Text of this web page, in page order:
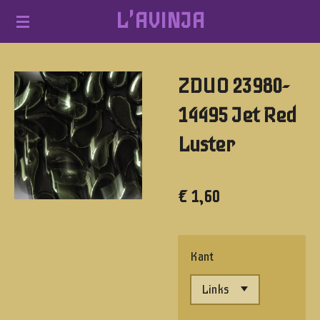
Ga
de
hoofdinhoud
L'AVINJA
ZDUO 23980-
14495 Jet Red
Luster
€ 1,60
Kant